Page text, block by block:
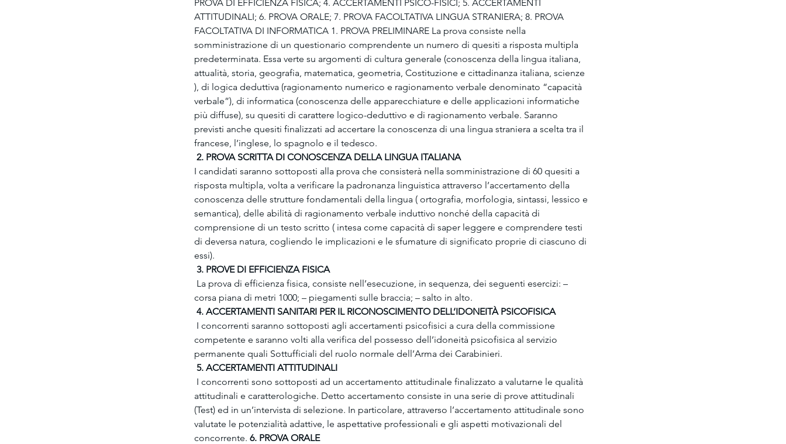
PROVA DI EFFICIENZA FISICA; 4. ACCERTAMENTI PSICO-FISICI; 5. ACCERTAMENTI
ATTITUDINALI; 6. PROVA ORALE; 7. PROVA FACOLTATIVA LINGUA STRANIERA; 8. PROVA
FACOLTATIVA DI INFORMATICA 1. PROVA PRELIMINARE La prova consiste nella
somministrazione di un questionario comprendente un numero di quesiti a risposta multipla
predeterminata. Essa verte su argomenti di cultura generale (conoscenza della lingua italiana,
attualità, storia, geografia, matematica, geometria, Costituzione e cittadinanza italiana, scienze
), di logica deduttiva (ragionamento numerico e ragionamento verbale denominato “capacità
verbale”), di informatica (conoscenza delle apparecchiature e delle applicazioni informatiche
più diffuse), su quesiti di carattere logico-deduttivo e di ragionamento verbale. Saranno
previsti anche quesiti finalizzati ad accertare la conoscenza di una lingua straniera a scelta tra il
francese, l’inglese, lo spagnolo e il tedesco.
2. PROVA SCRITTA DI CONOSCENZA DELLA LINGUA ITALIANA
I candidati saranno sottoposti alla prova che consisterà nella somministrazione di 60 quesiti a
risposta multipla, volta a verificare la padronanza linguistica attraverso l’accertamento della
conoscenza delle strutture fondamentali della lingua ( ortografia, morfologia, sintassi, lessico e
semantica), delle abilità di ragionamento verbale induttivo nonché della capacità di
comprensione di un testo scritto ( intesa come capacità di saper leggere e comprendere testi
di deversa natura, cogliendo le implicazioni e le sfumature di significato proprie di ciascuno di
essi).
3. PROVE DI EFFICIENZA FISICA
La prova di efficienza fisica, consiste nell’esecuzione, in sequenza, dei seguenti esercizi: –
corsa piana di metri 1000; – piegamenti sulle braccia; – salto in alto.
4. ACCERTAMENTI SANITARI PER IL RICONOSCIMENTO DELL’IDONEITÀ PSICOFISICA
I concorrenti saranno sottoposti agli accertamenti psicofisici a cura della commissione
competente e saranno volti alla verifica del possesso dell’idoneità psicofisica al servizio
permanente quali Sottufficiali del ruolo normale dell’Arma dei Carabinieri.
5. ACCERTAMENTI ATTITUDINALI
I concorrenti sono sottoposti ad un accertamento attitudinale finalizzato a valutarne le qualità
attitudinali e caratterologiche. Detto accertamento consiste in una serie di prove attitudinali
(Test) ed in un’intervista di selezione. In particolare, attraverso l’accertamento attitudinale sono
valutate le potenzialità adattive, le aspettative professionali e gli aspetti motivazionali del
concorrente. 6. PROVA ORALE